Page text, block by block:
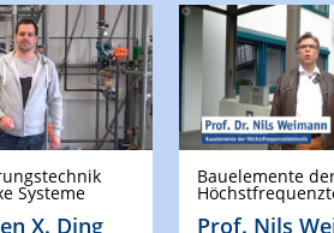
Systeme
X. Ding
Bauelemente
Prof. Nils